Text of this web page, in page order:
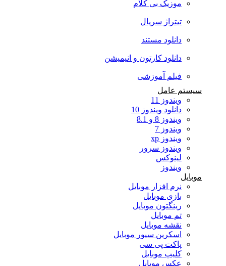
موزیک بی کلام
تیتراژ سریال
دانلود مستند
دانلود کارتون و انیمیشن
فیلم آموزشی
سیستم عامل
ویندوز 11
دانلود ویندوز 10
ویندوز 8 و 8.1
ویندوز 7
ویندوز xp
ویندوز سرور
لینوکس
ویندوز
موبایل
نرم افزار موبایل
بازی موبایل
رینگتون موبایل
تم موبایل
نقشه موبایل
اسکرین سیور موبایل
پاکت پی سی
کلیپ موبایل
عکس موبایل